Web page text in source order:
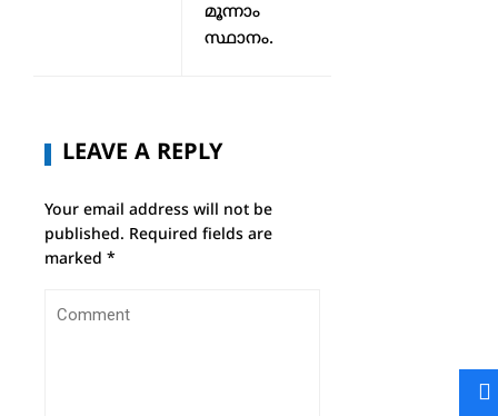
മൂന്നാം
സ്ഥാനം.
LEAVE A REPLY
Your email address will not be
published. Required fields are
marked *